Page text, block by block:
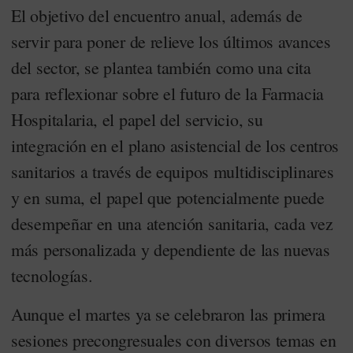
El objetivo del encuentro anual, además de
servir para poner de relieve los últimos avances
del sector, se plantea también como una cita
para reflexionar sobre el futuro de la Farmacia
Hospitalaria, el papel del servicio, su
integración en el plano asistencial de los centros
sanitarios a través de equipos multidisciplinares
y en suma, el papel que potencialmente puede
desempeñar en una atención sanitaria, cada vez
más personalizada y dependiente de las nuevas
tecnologías.
Aunque el martes ya se celebraron las primera
sesiones precongresuales con diversos temas en